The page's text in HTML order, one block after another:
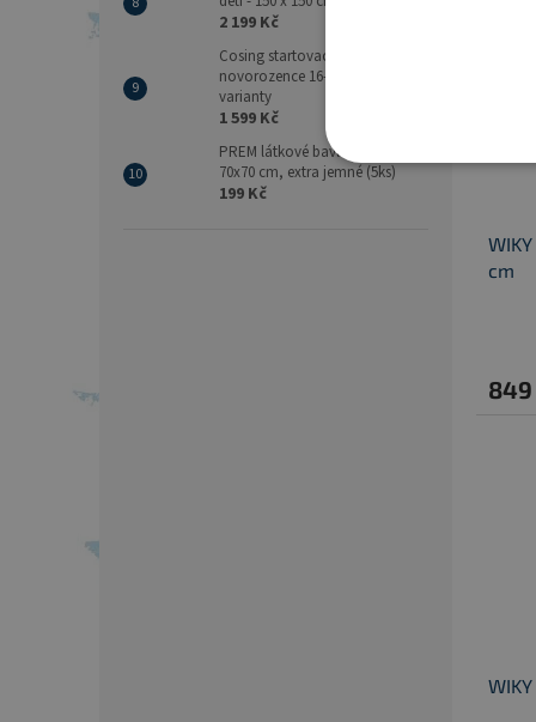
2 199 Kč
Cosing startovací sada pro
novorozence 16-dílná, různé
varianty
1 599 Kč
PREM látkové bavlněné pleny
70x70 cm, extra jemné (5ks)
199 Kč
cm
849